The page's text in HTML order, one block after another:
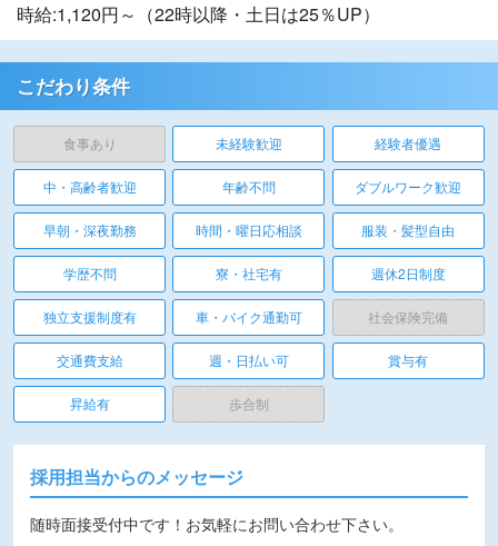
時給:1,120円～（22時以降・土日は25％UP）
こだわり条件
食事あり 未経験歓迎 経験者優遇
中・高齢者歓迎 年齢不問 ダブルワーク歓迎
早朝・深夜勤務 時間・曜日応相談 服装・髪型自由
学歴不問 寮・社宅有 週休2日制度
独立支援制度有 車・バイク通勤可 社会保険完備
交通費支給 週・日払い可 賞与有
昇給有 歩合制
採用担当からのメッセージ
随時面接受付中です！お気軽にお問い合わせ下さい。